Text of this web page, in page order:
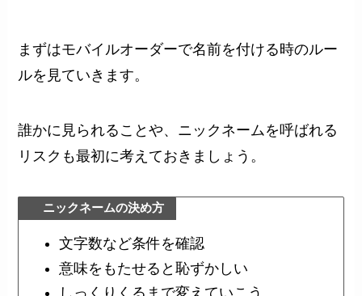
まずはモバイルオーダーで名前を付ける時のルー
ルを見ていきます。
誰かに見られることや、ニックネームを呼ばれる
リスクも最初に考えておきましょう。
ニックネームの決め方
文字数など条件を確認
意味をもたせると恥ずかしい